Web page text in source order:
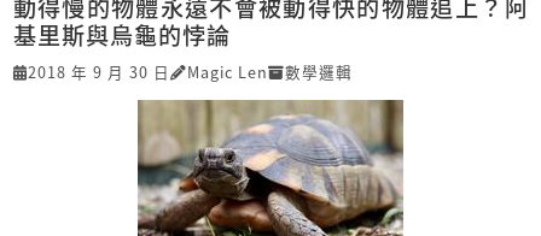
基里斯與烏龜的悖論
2018 年 9 月 30 日 Magic Len 數學邏輯